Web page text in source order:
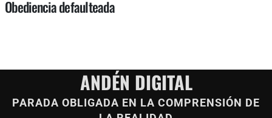
Obediencia defaulteada
ANDÉN DIGITAL
PARADA OBLIGADA EN LA COMPRENSIÓN DE